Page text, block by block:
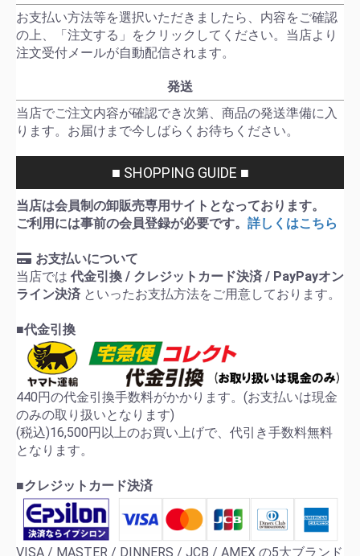
お支払い方法等を選択いただきましたら、内容をご確認
の上、「注文する」をクリックしてください。当店より
注文受付メールが自動配信されます。
発送
当店でご注文内容が確認でき次第、商品の発送準備に入
ります。お届けまで今しばらくお待ちください。
■ SHOPPING GUIDE ■
当店は会員制の卸販売専用サイトとなっております。
ご利用には事前の会員登録が必要です。 詳しくはこちら
お支払いについて
当店では 代金引換 / クレジットカード決済 / PayPayオン
ライン決済 といったお支払方法をご用意しております。
■代金引換
440円の代金引換手数料がかかります。(お支払いは現金
のみの取り扱いとなります)
(税込)16,500円以上のお買い上げで、代引き手数料無料
となります。
■クレジットカード決済
VISA / MASTER / DINNERS / JCB / AMEX の5大ブランド